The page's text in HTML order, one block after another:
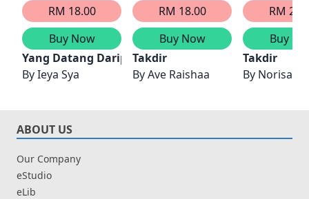
RM 18.00
Buy Now
Yang Datang Daripada Takdir
ByIeya Sya
RM 18.00
Buy Now
Takdir
ByAve Raishaa
RM
Buy
Takdir
By Norisah
ABOUT US
Our Company
eStudio
eLib